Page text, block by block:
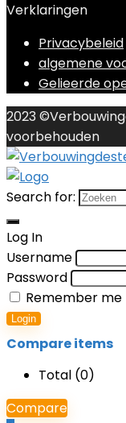
Verklaringen
Privacybeleid
algemene
Gelieerde
2023
voorbehouden
Search for:
Log In
Username
Password
Remember me
Login
Compare items
Total (0)
Compare